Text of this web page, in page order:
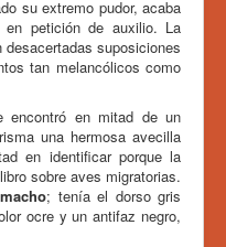
su extremo pudor, acaba
petición de auxilio. La
suposiciones
tan melancólicos como
encontró en mitad de un
una hermosa avecilla
en identificar porque la
sobre aves migratorias.
; tenía el dorso gris
ocre y un antifaz negro,